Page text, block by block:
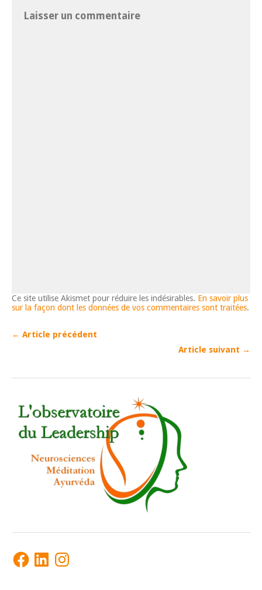
Laisser un commentaire
Ce site utilise Akismet pour réduire les indésirables. En savoir plus
sur la façon dont les données de vos commentaires sont traitées.
← Article précédent
Article suivant →
FacebookLinkedInInstagram